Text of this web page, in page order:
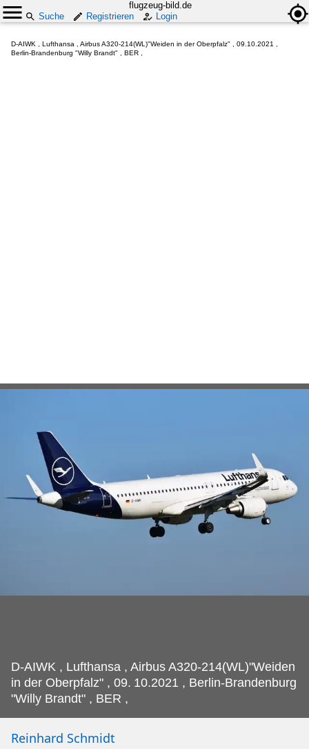
flugzeug-bild.de
Suche
Registrieren Login
D-AIWK , Lufthansa , Airbus A320-214(WL)"Weiden in der Oberpfalz" , 09.10.2021 ,
Berlin-Brandenburg "Willy Brandt" , BER ,
D-AIWK , Lufthansa , Airbus A320-214(WL)"Weiden
in der Oberpfalz" , 09. 10.2021 , Berlin-Brandenburg
"Willy Brandt" , BER ,
Reinhard Schmidt